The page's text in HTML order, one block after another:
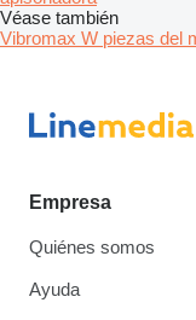
Véase también
Vibromax W piezas del
Empresa
Quiénes somos
Ayuda